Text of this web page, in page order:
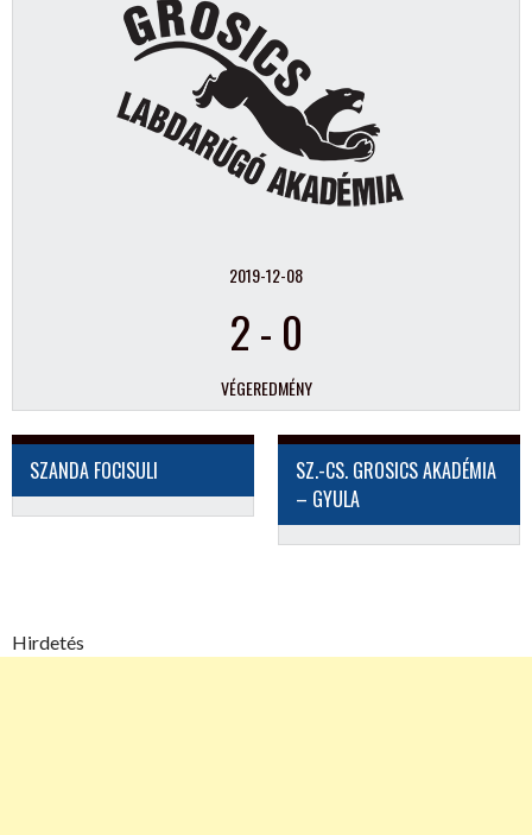
2019-12-08
2- 0
VÉGEREDMÉNY
SZANDA FOCISULI
SZ.-CS. GROSICS AKADÉMIA
– GYULA
Hirdetés